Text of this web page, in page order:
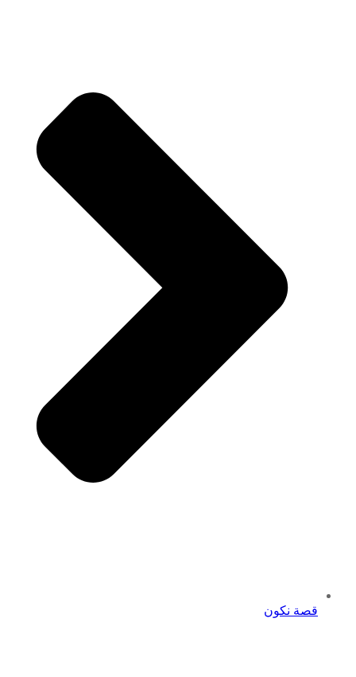
قصة نكون